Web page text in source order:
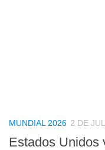
MUNDIAL 2026 2 DE
Estados Unidos